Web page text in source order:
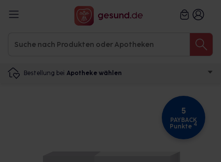
Bestellung bei Apotheke wählen
5
PAYBACK
Punkte 4